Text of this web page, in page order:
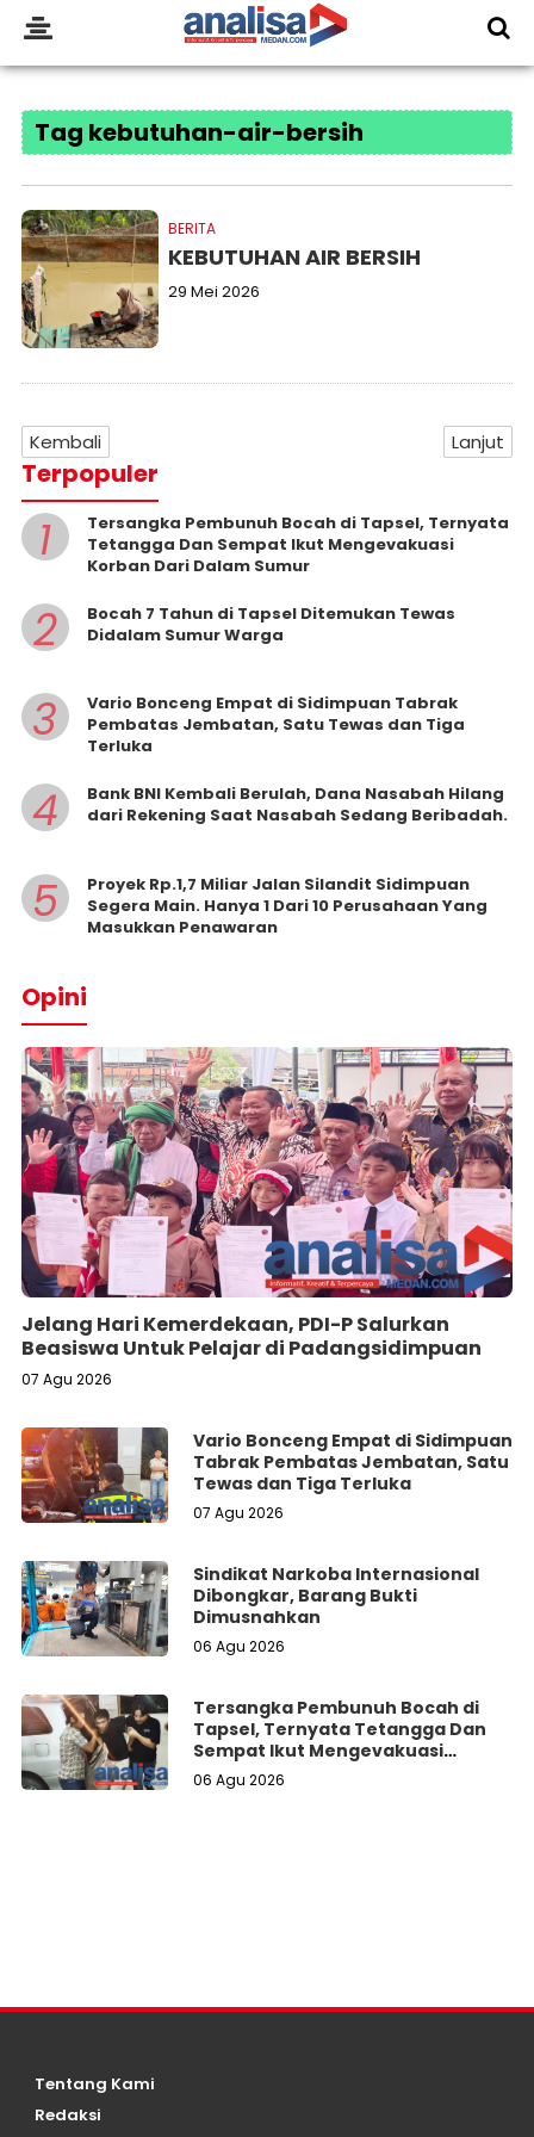
Tag kebutuhan-air-bersih
BERITA
KEBUTUHAN AIR BERSIH
29 Mei 2026
Kembali Lanjut
Terpopuler
1
Tersangka Pembunuh Bocah di Tapsel, Ternyata
Tetangga Dan Sempat Ikut Mengevakuasi
Korban Dari Dalam Sumur
2
Bocah 7 Tahun di Tapsel Ditemukan Tewas
Didalam Sumur Warga
3
Vario Bonceng Empat di Sidimpuan Tabrak
Pembatas Jembatan, Satu Tewas dan Tiga
Terluka
4
Bank BNI Kembali Berulah, Dana Nasabah Hilang
dari Rekening Saat Nasabah Sedang Beribadah.
5
Proyek Rp.1,7 Miliar Jalan Silandit Sidimpuan
Segera Main. Hanya 1 Dari 10 Perusahaan Yang
Masukkan Penawaran
Opini
Jelang Hari Kemerdekaan, PDI-P Salurkan
Beasiswa Untuk Pelajar di Padangsidimpuan
07 Agu 2026
Vario Bonceng Empat di Sidimpuan
Tabrak Pembatas Jembatan, Satu
Tewas dan Tiga Terluka
07 Agu 2026
Sindikat Narkoba Internasional
Dibongkar, Barang Bukti
Dimusnahkan
06 Agu 2026
Tersangka Pembunuh Bocah di
Tapsel, Ternyata Tetangga Dan
Sempat Ikut Mengevakuasi
Korban Dari Dalam Sumur
06 Agu 2026
Tentang Kami
Redaksi